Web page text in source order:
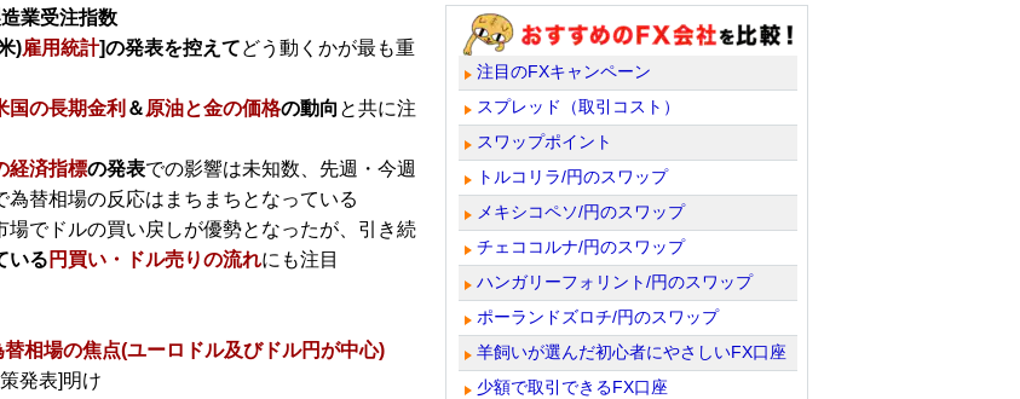
業受注指数
)雇用統計]の発表を控えてどう動くかが最も重
国の長期金利 ＆ 原油と金の価格の動向 と共に注
経済指標の発表での影響は未知数、先週・今週
為替相場の反応はまちまちとなっている
場でドルの買い戻しが優勢となったが、引き続
いる 円買い・ドル売りの流れにも注目
相場の焦点(ユーロドル及びドル円が中心)
発表]明け
注目のFXキャンペーン
スプレッド（取引コスト）
スワップポイント
トルコリラ/円のスワップ
メキシコペソ/円のスワップ
チェココルナ/円のスワップ
ハンガリーフォリント/円のスワップ
ポーランドズロチ/円のスワップ
羊飼いが選んだ初心者にやさしいFX口座
少額で取引できるFX口座